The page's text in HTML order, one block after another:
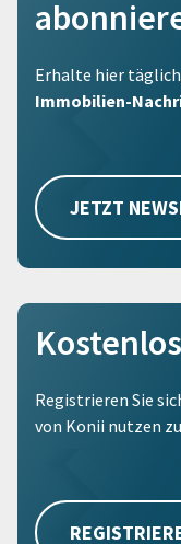
Erhalte hier
Immobilien-
JETZT
Registrieren Sie
von Konii nutzen